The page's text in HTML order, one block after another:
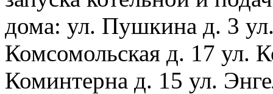
дома: ул. Пушкина д. 3
Комсомольская д. 17 ул.
Коминтерна д. 15 ул.